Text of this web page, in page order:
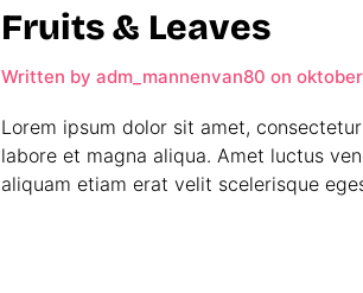
Fruits & Leaves
Written by adm_mannenvan80 on
Lorem ipsum dolor sit amet,
labore et magna aliqua. Amet luctus
aliquam etiam erat velit scelerisque